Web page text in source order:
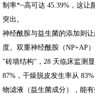
制率*~高可达 45.39%，这让
突出。
神经酰胺与益生菌的添加则
度。双重神经酰胺（NP+AP
"砖墙结构"，28 天临床监测
87%，干燥脱皮发生率从
物滤液（益生菌成分），能